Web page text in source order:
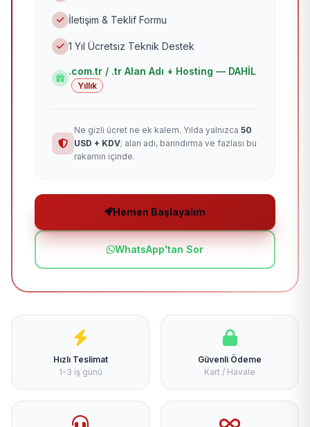
İletişim & Teklif Formu
1 Yıl Ücretsiz Teknik Destek
.com.tr / .tr Alan Adı + Hosting — DAHİL
Yıllık
Ne gizli ücret ne ek kalem. Yılda yalnızca 50
USD + KDV; alan adı, barındırma ve fazlası bu
rakamın içinde.
Hemen Başlayalım
WhatsApp'tan Sor
Hızlı Teslimat
1-3 iş günü
Güvenli Ödeme
Kart / Havale